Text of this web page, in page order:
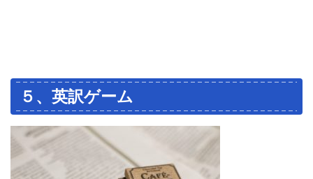
５、英訳ゲーム